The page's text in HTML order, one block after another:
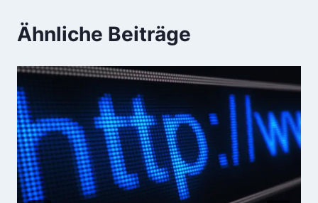
Ähnliche Beiträge